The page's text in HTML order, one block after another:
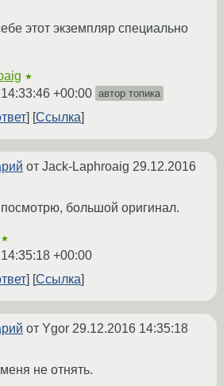
этот экземпляр специально
★
+00:00 автор топика
Ссылка
от Jack-Laphroaig 29.12.2016
большой оригинал.
+00:00
Ссылка
от Ygor 29.12.2016 14:35:18
не отнять.